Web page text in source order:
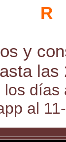
R
y
las
al